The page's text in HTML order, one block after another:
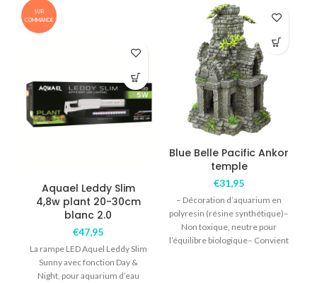
SUR
COMMANDE
Aquael Leddy Slim
4,8w plant 20-30cm
blanc 2.0
€47,95
La rampe LED Aquel Leddy Slim
Sunny avec fonction Day &
Night, pour aquarium d’eau
Blue Belle Pacific Ankor
temple
€31,95
– Décoration d’aquarium en
polyresin (résine synthétique)–
Non toxique, neutre pour
l’équilibre biologique– Convient